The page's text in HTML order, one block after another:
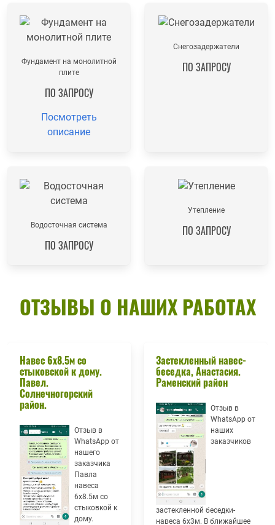
Фундамент на монолитной
плите
ПО ЗАПРОСУ
Посмотреть
описание
Снегозадержатели
ПО ЗАПРОСУ
Водосточная система
ПО ЗАПРОСУ
Утепление
ПО ЗАПРОСУ
ОТЗЫВЫ О НАШИХ РАБОТАХ
Навес 6х8.5м со
стыковской к дому.
Павел.
Солнечногорский
район.
Отзыв в
WhatsApp от
нашего
заказчика
Павла
навеса
6х8.5м со
стыковкой к
дому.
Застекленный навес-
беседка, Анастасия.
Раменский район
Отзыв в
WhatsApp от
наших
заказчиков
застекленной беседки-
навеса 6х3м. В ближайшее